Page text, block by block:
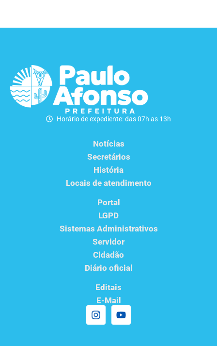
Horário de expediente: das 07h as 13h
Notícias
Secretários
História
Locais de atendimento
Portal
LGPD
Sistemas Administrativos
Servidor
Cidadão
Diário oficial
Editais
E-Mail